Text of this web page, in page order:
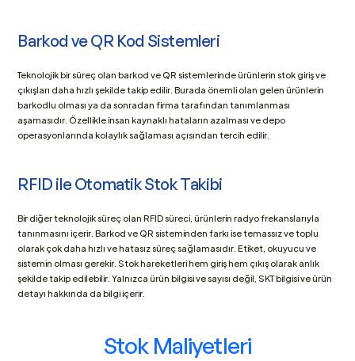
Barkod ve QR Kod Sistemleri
Teknolojik bir süreç olan barkod ve QR sistemlerinde ürünlerin stok giriş ve
çıkışları daha hızlı şekilde takip edilir. Burada önemli olan gelen ürünlerin
barkodlu olması ya da sonradan firma tarafından tanımlanması
aşamasıdır. Özellikle insan kaynaklı hataların azalması ve depo
operasyonlarında kolaylık sağlaması açısından tercih edilir.
RFID ile Otomatik Stok Takibi
Bir diğer teknolojik süreç olan RFID süreci, ürünlerin radyo frekanslarıyla
tanınmasını içerir. Barkod ve QR sisteminden farkı ise temassız ve toplu
olarak çok daha hızlı ve hatasız süreç sağlamasıdır. Etiket, okuyucu ve
sistemin olması gerekir. Stok hareketleri hem giriş hem çıkış olarak anlık
şekilde takip edilebilir. Yalnızca ürün bilgisi ve sayısı değil, SKT bilgisi ve ürün
detayı hakkında da bilgi içerir.
Stok Maliyetleri